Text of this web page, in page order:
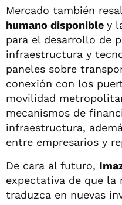
Mercado también
humano disponible y
para el desarrollo de
infraestructura y
paneles sobre
conexión con los
movilidad
mecanismos de
infraestructura,
entre empresarios y
De cara al futuro,
expectativa de que la
traduzca en nuevas